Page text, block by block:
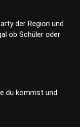
der Region und
ob Schüler oder
du kommst und